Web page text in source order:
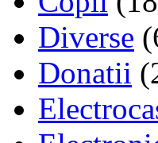
Diverse
Donatii